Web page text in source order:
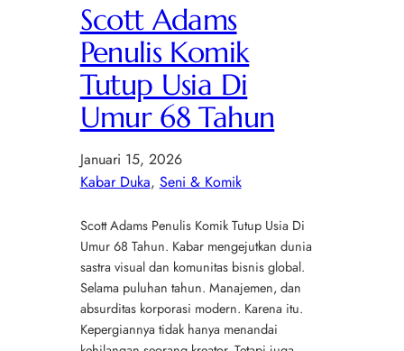
Scott Adams
Penulis Komik
Tutup Usia Di
Umur 68 Tahun
Januari 15, 2026
Kabar Duka, Seni & Komik
Scott Adams Penulis Komik Tutup Usia Di
Umur 68 Tahun. Kabar mengejutkan dunia
sastra visual dan komunitas bisnis global.
Selama puluhan tahun. Manajemen, dan
absurditas korporasi modern. Karena itu.
Kepergiannya tidak hanya menandai